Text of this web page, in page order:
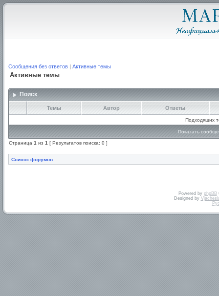
Сообщения без ответов | Активные темы
Активные темы
Поиск
Темы Автор Ответы
Подходящих
Показать
Страница 1 из 1 [ Результатов поиска: 0 ]
Список форумов
Powered by phpBB
Designed by